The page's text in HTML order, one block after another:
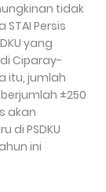
tidak
Persis
yang
Ciparay-
itu, jumlah
±250
akan
PSDKU
ini